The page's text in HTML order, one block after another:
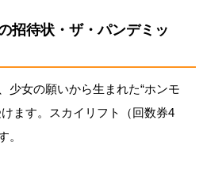
招待状・ザ・パンデミッ
少女の願いから生まれた“ホンモ
ます。スカイリフト（回数券4
。